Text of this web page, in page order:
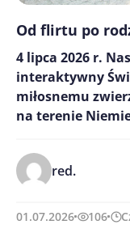
Od flirtu po
4 lipca 2026 r.
interaktywny
miłosnemu
na terenie
red.
01.07.2026 106